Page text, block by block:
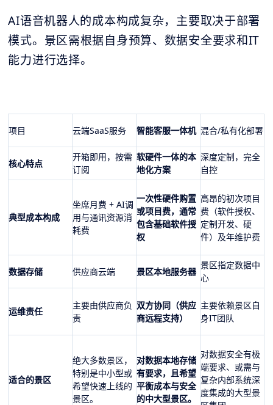
AI语音机器人的成本构成复杂，主要取决于部署
模式。景区需根据自身预算、数据安全要求和IT
能力进行选择。
项目 云端SaaS服务 智能客服一体机 混合/私有化部署
核心特点
开箱即用，按需
订阅
软硬件一体的本
地化方案
深度定制，完全
自控
典型成本构成
坐席月费 + AI调
用与通讯资源消
耗费
一次性硬件购置
或项目费，通常
包含基础软件授
权
高昂的初次项目
费（软件授权、
定制开发、硬
件）及年维护费
数据存储 供应商云端 景区本地服务器
景区指定数据中
心
运维责任
主要由供应商负
责
双方协同（供应
商远程支持）
主要依赖景区自
身IT团队
适合的景区
绝大多数景区，
特别是中小型或
希望快速上线的
景区。
对数据本地存储
有要求，且希望
平衡成本与安全
的中大型景区。
对数据安全有极
端要求、或需与
复杂内部系统深
度集成的大型景